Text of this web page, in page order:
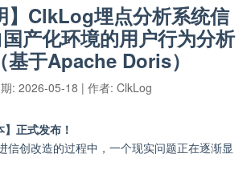
】ClkLog埋点分析系统信
产化环境的用户行为分析
基于Apache Doris）
: 2026-05-18 | 作者: ClkLog
】正式发布！
信创改造的过程中，一个现实问题正在逐渐显